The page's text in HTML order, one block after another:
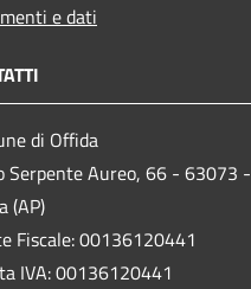
e dati
di Offida
Serpente Aureo, 66 - 63073 -
(AP)
Fiscale: 00136120441
IVA: 00136120441